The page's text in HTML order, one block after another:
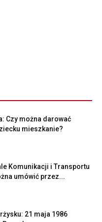
Czy można darować
mieszkanie?
Komunikacji i Transportu
umówić przez...
21 maja 1986